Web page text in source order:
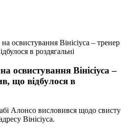
освистування Вінісіуса – тренер
в роздягальні
освистування Вінісіуса –
що відбулося в
Алонсо висловився щодо свисту
Вінісіуса.